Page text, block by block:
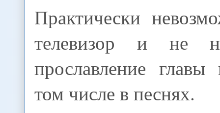
Практически
телевизор и не
прославление главы
том числе в песнях.